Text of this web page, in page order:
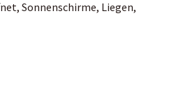
Sonnenschirme, Liegen,